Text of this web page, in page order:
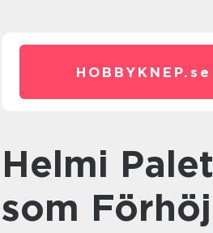
HOBBYKNEP. se
Helmi Palettblad: Skönheten
som